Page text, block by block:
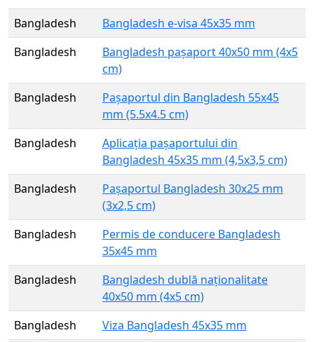
Bangladesh
Bangladesh e-visa 45x35 mm
Bangladesh
Bangladesh pașaport 40x50 mm (4x5
cm)
Bangladesh
Pașaportul din Bangladesh 55x45
mm (5.5x4.5 cm)
Bangladesh
Aplicația pașaportului din
Bangladesh 45x35 mm (4,5x3,5 cm)
Bangladesh
Pașaportul Bangladesh 30x25 mm
(3x2,5 cm)
Bangladesh
Permis de conducere Bangladesh
35x45 mm
Bangladesh
Bangladesh dublă naționalitate
40x50 mm (4x5 cm)
Bangladesh
Viza Bangladesh 45x35 mm